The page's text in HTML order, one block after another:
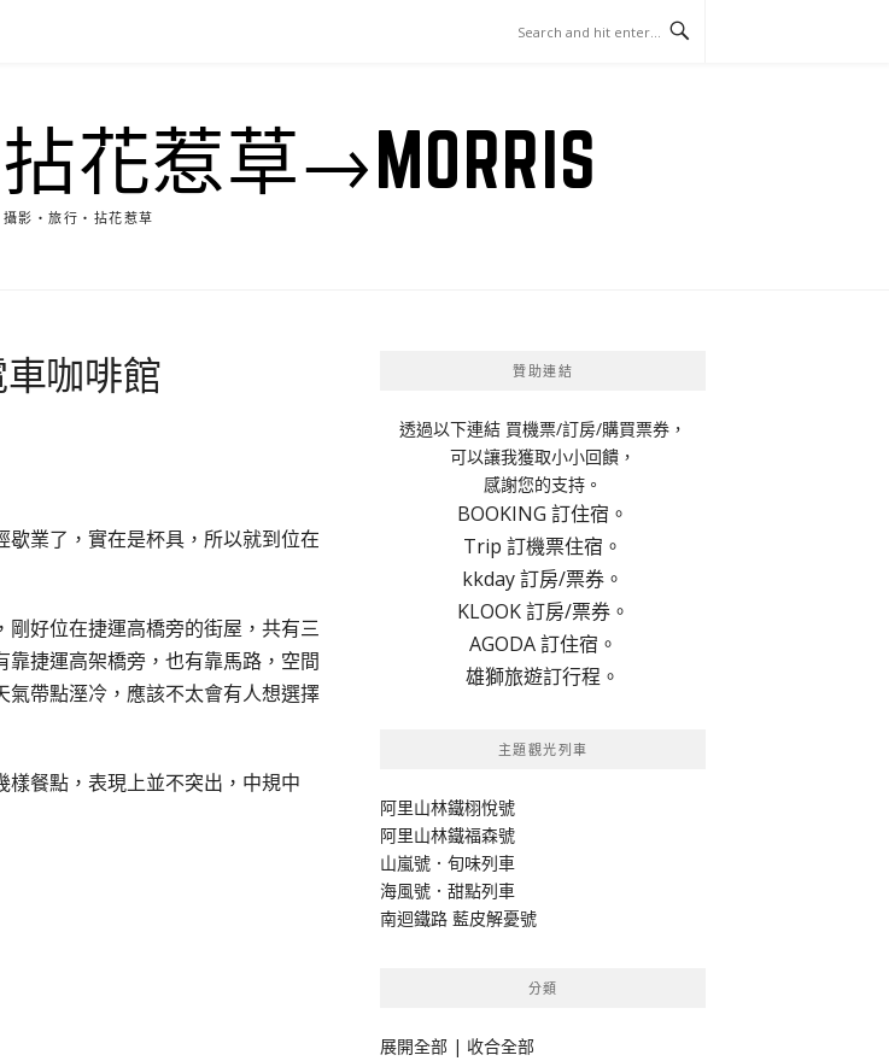
惹草→MORRIS
攝影‧旅行‧拈花惹草
車咖啡館
業了，實在是杯具，所以就到位在
好位在捷運高橋旁的街屋，共有三
捷運高架橋旁，也有靠馬路，空間
帶點溼冷，應該不太會有人想選擇
餐點，表現上並不突出，中規中
贊助連結
透過以下連結 買機票/訂房/購買票券，
可以讓我獲取小小回饋，
感謝您的支持。
BOOKING 訂住宿。
Trip 訂機票住宿。
kkday 訂房/票券。
KLOOK 訂房/票券。
AGODA 訂住宿。
雄獅旅遊訂行程。
主題觀光列車
阿里山林鐵栩悅號
阿里山林鐵福森號
山嵐號．旬味列車
海風號．甜點列車
南迴鐵路 藍皮解憂號
分類
展開全部 | 收合全部